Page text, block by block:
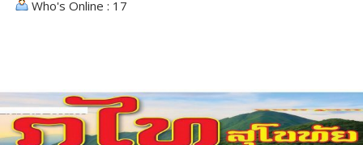
Who's Online : 17